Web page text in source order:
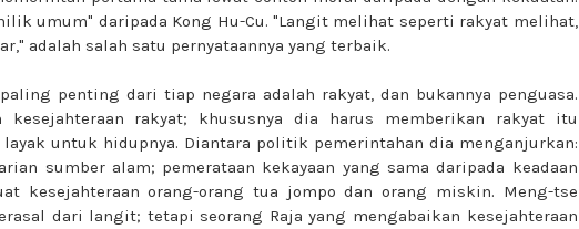
umum" daripada Kong Hu-Cu. "Langit melihat seperti rakyat melihat,
adalah salah satu pernyataannya yang terbaik.
penting dari tiap negara adalah rakyat, dan bukannya penguasa.
kesejahteraan rakyat; khususnya dia harus memberikan rakyat itu
untuk hidupnya. Diantara politik pemerintahan dia menganjurkan:
sumber alam; pemerataan kekayaan yang sama daripada keadaan
kesejahteraan orang-orang tua jompo dan orang miskin. Meng-tse
dari langit; tetapi seorang Raja yang mengabaikan kesejahteraan